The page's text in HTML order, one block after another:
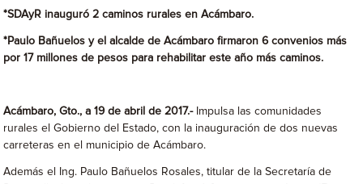
*SDAyR inauguró 2 caminos rurales en Acámbaro.
*Paulo Bañuelos y el alcalde de Acámbaro firmaron 6 convenios más
por 17 millones de pesos para rehabilitar este año más caminos.
Acámbaro, Gto., a 19 de abril de 2017.-Impulsa las comunidades
rurales el Gobierno del Estado, con la inauguración de dos nuevas
carreteras en el municipio de Acámbaro.
Además el Ing. Paulo Bañuelos Rosales, titular de la Secretaría de